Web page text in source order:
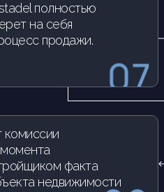
полностью
на себя
продажи.
комиссии
факта
недвижимости